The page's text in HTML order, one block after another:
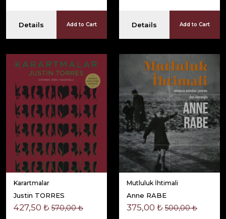
Details Add to Cart Details Add to Cart
Karartmalar
Justin TORRES
427,50 ₺ 570,00 ₺
Mutluluk İhtimali
Anne RABE
375,00 ₺ 500,00 ₺